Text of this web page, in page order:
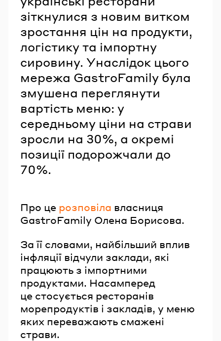
зіткнулися з новим витком
зростання цін на продукти,
логістику та імпортну
сировину. Унаслідок цього
мережа GastroFamily була
змушена переглянути
вартість меню: у
середньому ціни на страви
зросли на 30%, а окремі
позиції подорожчали до
70%.
Про це розповіла власниця
GastroFamily Олена Борисова.
За її словами, найбільший вплив
інфляції відчули заклади, які
працюють з імпортними
продуктами. Насамперед
це стосується ресторанів
морепродуктів і закладів, у меню
яких переважають смажені
страви.